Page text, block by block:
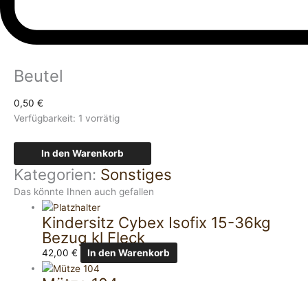
Beutel
0,50 €
Verfügbarkeit: 1 vorrätig
In den Warenkorb
Kategorien: Sonstiges
Das könnte Ihnen auch gefallen
Kindersitz Cybex Isofix 15-36kg
Bezug kl Fleck
42,00€ In den Warenkorb